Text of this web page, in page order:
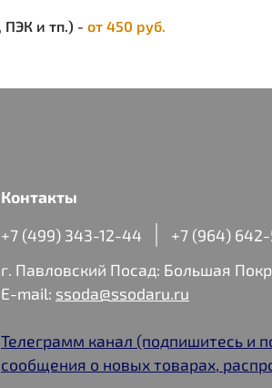
и тп.) - от 450 руб.
Контакты
+7 (499) 343-12-44
+7 (964)
г. Павловский Посад: Большая
E-mail: ssoda@ssodaru.ru
Телеграмм канал (подпишитесь и
сообщения о новых товарах,